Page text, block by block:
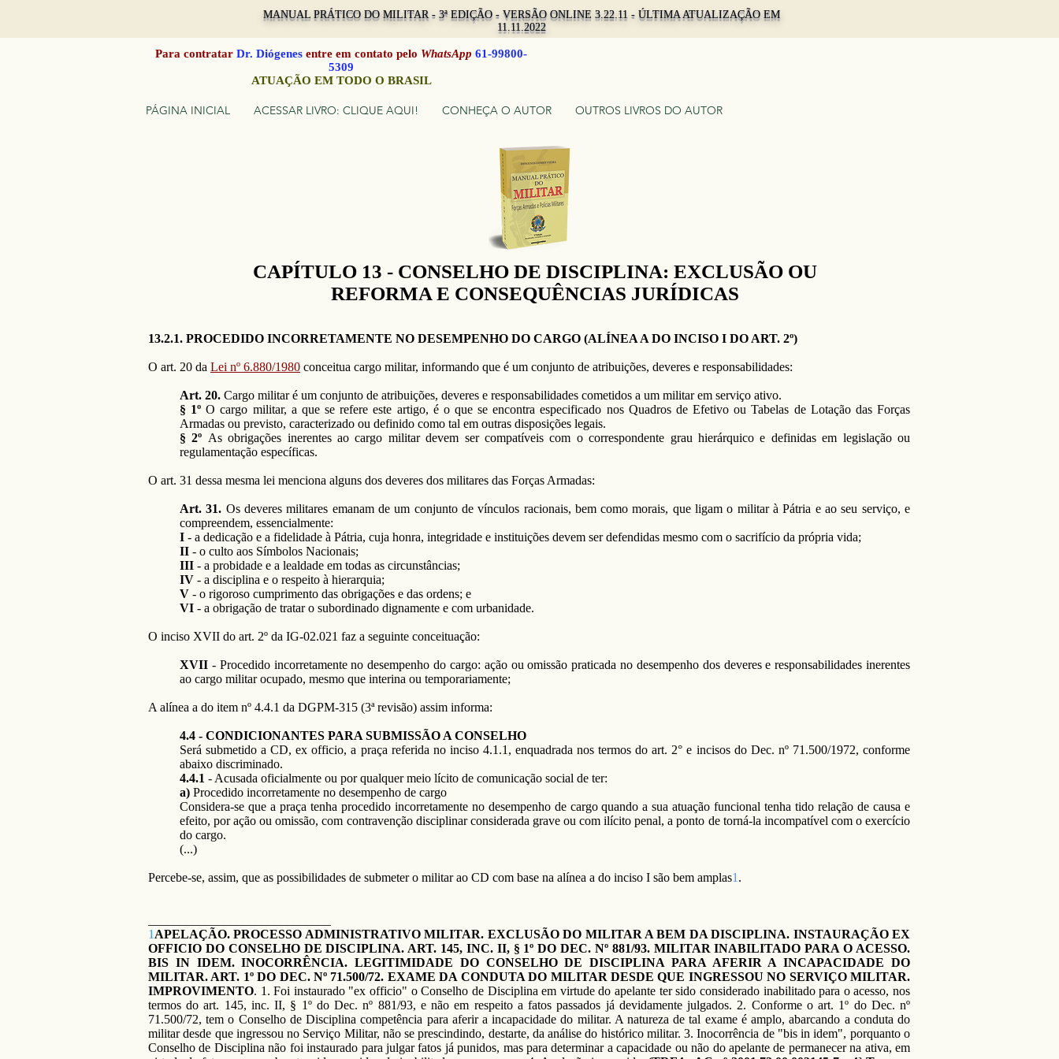
MANUAL PRÁTICO DO MILITAR - 3ª EDIÇÃO - VERSÃO ONLINE 3.22.11 - ÚLTIMA ATUALIZAÇÃO EM
11.11.2022
Para contratar Dr. Diógenes entre em contato pelo WhatsApp 61-99800-
5309
ATUAÇÃO EM TODO O BRASIL
PÁGINA INICIAL ACESSAR LIVRO: CLIQUE AQUI! CONHEÇA O AUTOR OUTROS LIVROS DO AUTOR
CAPÍTULO 13 - CONSELHO DE DISCIPLINA: EXCLUSÃO OU
REFORMA E CONSEQUÊNCIAS JURÍDICAS
13.2.1. PROCEDIDO INCORRETAMENTE NO DESEMPENHO DO CARGO (ALÍNEA A DO INCISO I DO ART. 2º)
O art. 20 da Lei nº 6.880/1980 conceitua cargo militar, informando que é um conjunto de atribuições, deveres e responsabilidades:
Art. 20. Cargo militar é um conjunto de atribuições, deveres e responsabilidades cometidos a um militar em serviço ativo.
§ 1ºO cargo militar, a que se refere este artigo, é o que se encontra especificado nos Quadros de Efetivo ou Tabelas de Lotação das Forças
Armadas ou previsto, caracterizado ou definido como tal em outras disposições legais.
§ 2º As obrigações inerentes ao cargo militar devem ser compatíveis com o correspondente grau hierárquico e definidas em legislação ou
regulamentação específicas.
O art. 31 dessa mesma lei menciona alguns dos deveres dos militares das Forças Armadas:
Art. 31. Os deveres militares emanam de um conjunto de vínculos racionais, bem como morais, que ligam o militar à Pátria e ao seu serviço, e
compreendem, essencialmente:
I - a dedicação e a fidelidade à Pátria, cuja honra, integridade e instituições devem ser defendidas mesmo com o sacrifício da própria vida;
II - o culto aos Símbolos Nacionais;
III - a probidade e a lealdade em todas as circunstâncias;
IV - a disciplina e o respeito à hierarquia;
V - o rigoroso cumprimento das obrigações e das ordens; e
VI - a obrigação de tratar o subordinado dignamente e com urbanidade.
O inciso XVII do art. 2º da IG-02.021 faz a seguinte conceituação:
XVII - Procedido incorretamente no desempenho do cargo: ação ou omissão praticada no desempenho dos deveres e responsabilidades inerentes
ao cargo militar ocupado, mesmo que interina ou temporariamente;
A alínea a do item nº 4.4.1 da DGPM-315 (3ª revisão) assim informa:
4.4 - CONDICIONANTES PARA SUBMISSÃO A CONSELHO
Será submetido a CD, ex officio, a praça referida no inciso 4.1.1, enquadrada nos termos do art. 2° e incisos do Dec. nº 71.500/1972, conforme
abaixo discriminado.
4.4.1 - Acusada oficialmente ou por qualquer meio lícito de comunicação social de ter:
a) Procedido incorretamente no desempenho de cargo
Considera-se que a praça tenha procedido incorretamente no desempenho de cargo quando a sua atuação funcional tenha tido relação de causa e
efeito, por ação ou omissão, com contravenção disciplinar considerada grave ou com ilícito penal, a ponto de torná-la incompatível com o exercício
do cargo.
(...)
Percebe-se, assim, que as possibilidades de submeter o militar ao CD com base na alínea a do inciso I são bem amplas1 .
1 APELAÇÃO. PROCESSO ADMINISTRATIVO MILITAR. EXCLUSÃO DO MILITAR A BEM DA DISCIPLINA. INSTAURAÇÃO EX
OFFICIO DO CONSELHO DE DISCIPLINA. ART. 145, INC. II, § 1º DO DEC. Nº 881/93. MILITAR INABILITADO PARA O ACESSO.
BIS IN IDEM. INOCORRÊNCIA. LEGITIMIDADE DO CONSELHO DE DISCIPLINA PARA AFERIR A INCAPACIDADE DO
MILITAR. ART. 1º DO DEC. Nº 71.500/72. EXAME DA CONDUTA DO MILITAR DESDE QUE INGRESSOU NO SERVIÇO MILITAR.
IMPROVIMENTO. 1. Foi instaurado "ex officio" o Conselho de Disciplina em virtude do apelante ter sido considerado inabilitado para o acesso, nos
termos do art. 145, inc. II, § 1º do Dec. nº 881/93, e não em respeito a fatos passados já devidamente julgados. 2. Conforme o art. 1º do Dec. nº
71.500/72, tem o Conselho de Disciplina competência para aferir a incapacidade do militar. A natureza de tal exame é amplo, abarcando a conduta do
militar desde que ingressou no Serviço Militar, não se prescindindo, destarte, da análise do histórico militar. 3. Inocorrência de "bis in idem", porquanto o
Conselho de Disciplina não foi instaurado para julgar fatos já punidos, mas para determinar a capacidade ou não do apelante de permanecer na ativa, em